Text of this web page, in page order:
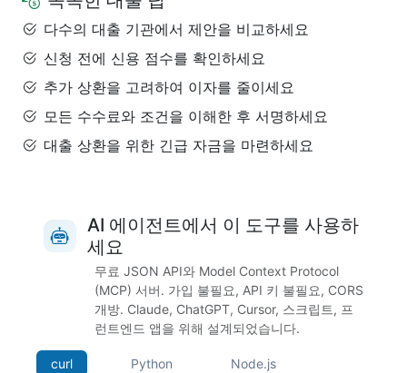
다수의 대출 기관에서 제안을 비교하세요
신청 전에 신용 점수를 확인하세요
추가 상환을 고려하여 이자를 줄이세요
모든 수수료와 조건을 이해한 후 서명하세요
대출 상환을 위한 긴급 자금을 마련하세요
AI 에이전트에서 이 도구를 사용하
세요
무료 JSON API와 Model Context Protocol
(MCP) 서버. 가입 불필요, API 키 불필요, CORS
개방. Claude, ChatGPT, Cursor, 스크립트, 프
런트엔드 앱을 위해 설계되었습니다.
curl Python Node.js